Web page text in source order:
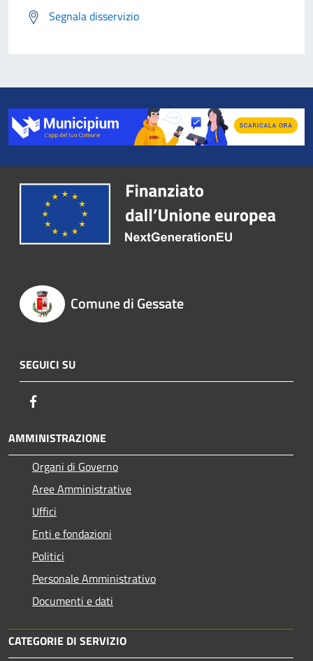
Segnala disservizio
Comune di Gessate
SEGUICI SU
AMMINISTRAZIONE
Organi di Governo
Aree Amministrative
Uffici
Enti e fondazioni
Politici
Personale Amministrativo
Documenti e dati
CATEGORIE DI SERVIZIO